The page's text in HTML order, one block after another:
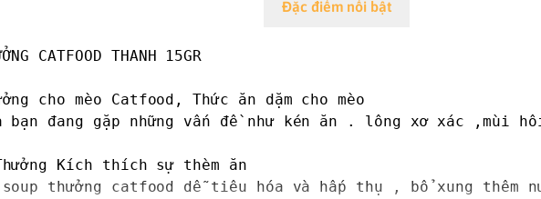
Đặc điểm nổi bật
CATFOOD THANH 15GR
cho mèo Catfood, Thức ăn dặm cho mèo
bạn đang gặp những vấn đề như kén ăn . lông xơ xác ,mùi
Kích thích sự thèm ăn
soup thưởng catfood dễ tiêu hóa và hấp thụ , bổ xung